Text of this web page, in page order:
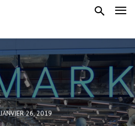
JANVIER 26, 2019